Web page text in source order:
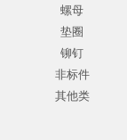
螺母
垫圈
铆钉
非标件
其他类